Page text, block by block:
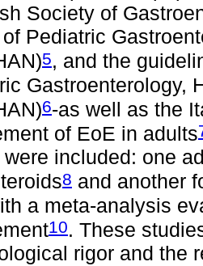
Society of
Pediatric
5, and the
Gastroenterology,
6-as well as the
of EoE in adults
included: one
8 and another
a meta-analysis
10. These
rigor and the